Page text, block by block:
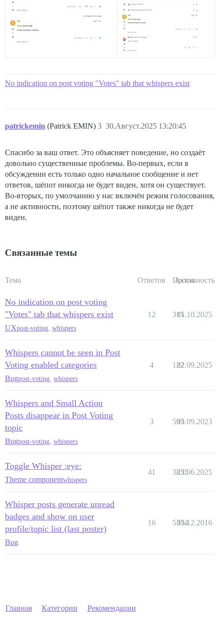
No indication on post voting "Votes" tab that whispers exist
patrickemin (Patrick EMIN) 30.Август.2025 13:20:45
3
Спасибо за ваш ответ. Это объясняет поведение, но создаёт
довольно существенные проблемы. Во-первых, если в
обсуждении есть только одно начальное сообщение и нет
ответов, шёпот никогда не будет виден, хотя он существует.
Во-вторых, по умолчанию у нас включён режим голосования,
а не активности, поэтому шёпот также никогда не будет
виден.
Связанные темы
Тема Ответов Просм.
Активность
No indication on post voting
"Votes" tab that whispers exist
UXpost-voting whispers
12 315
01.10.2025
Whispers cannot be seen in Post
Voting enabled categories
Bugpost-voting whispers
4 122
02.09.2025
Whispers and Small Action
Posts disappear in Post Voting
topic
Bugpost-voting whispers
3 593
05.09.2023
Toggle Whisper :eye:
Theme componentwhispers
41 3835
25.06.2025
Whisper posts generate unread
badges and show on user
profile/topic list (last poster)
Bug
16 5334
05.12.2016
Главная Категории Рекомендации